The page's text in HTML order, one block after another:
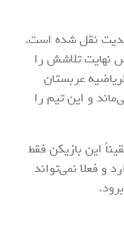
جدیت نقل شده است.
نهایت تلاشش را
عربستان
و این تیم را
این بازیکن فقط
و فعلا نمی‌تواند